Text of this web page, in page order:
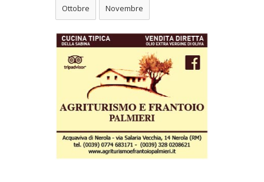
Ottobre Novembre